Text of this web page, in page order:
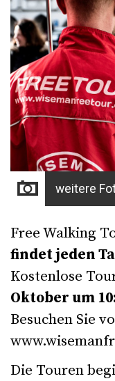
weitere
Free Walking
findet jeden
Kostenlose
Oktober um
Besuchen Sie
Die Touren